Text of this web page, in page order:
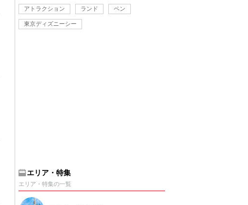
アトラクション ランド ペン
東京ディズニーシー
エリア・特集
エリア・特集の一覧